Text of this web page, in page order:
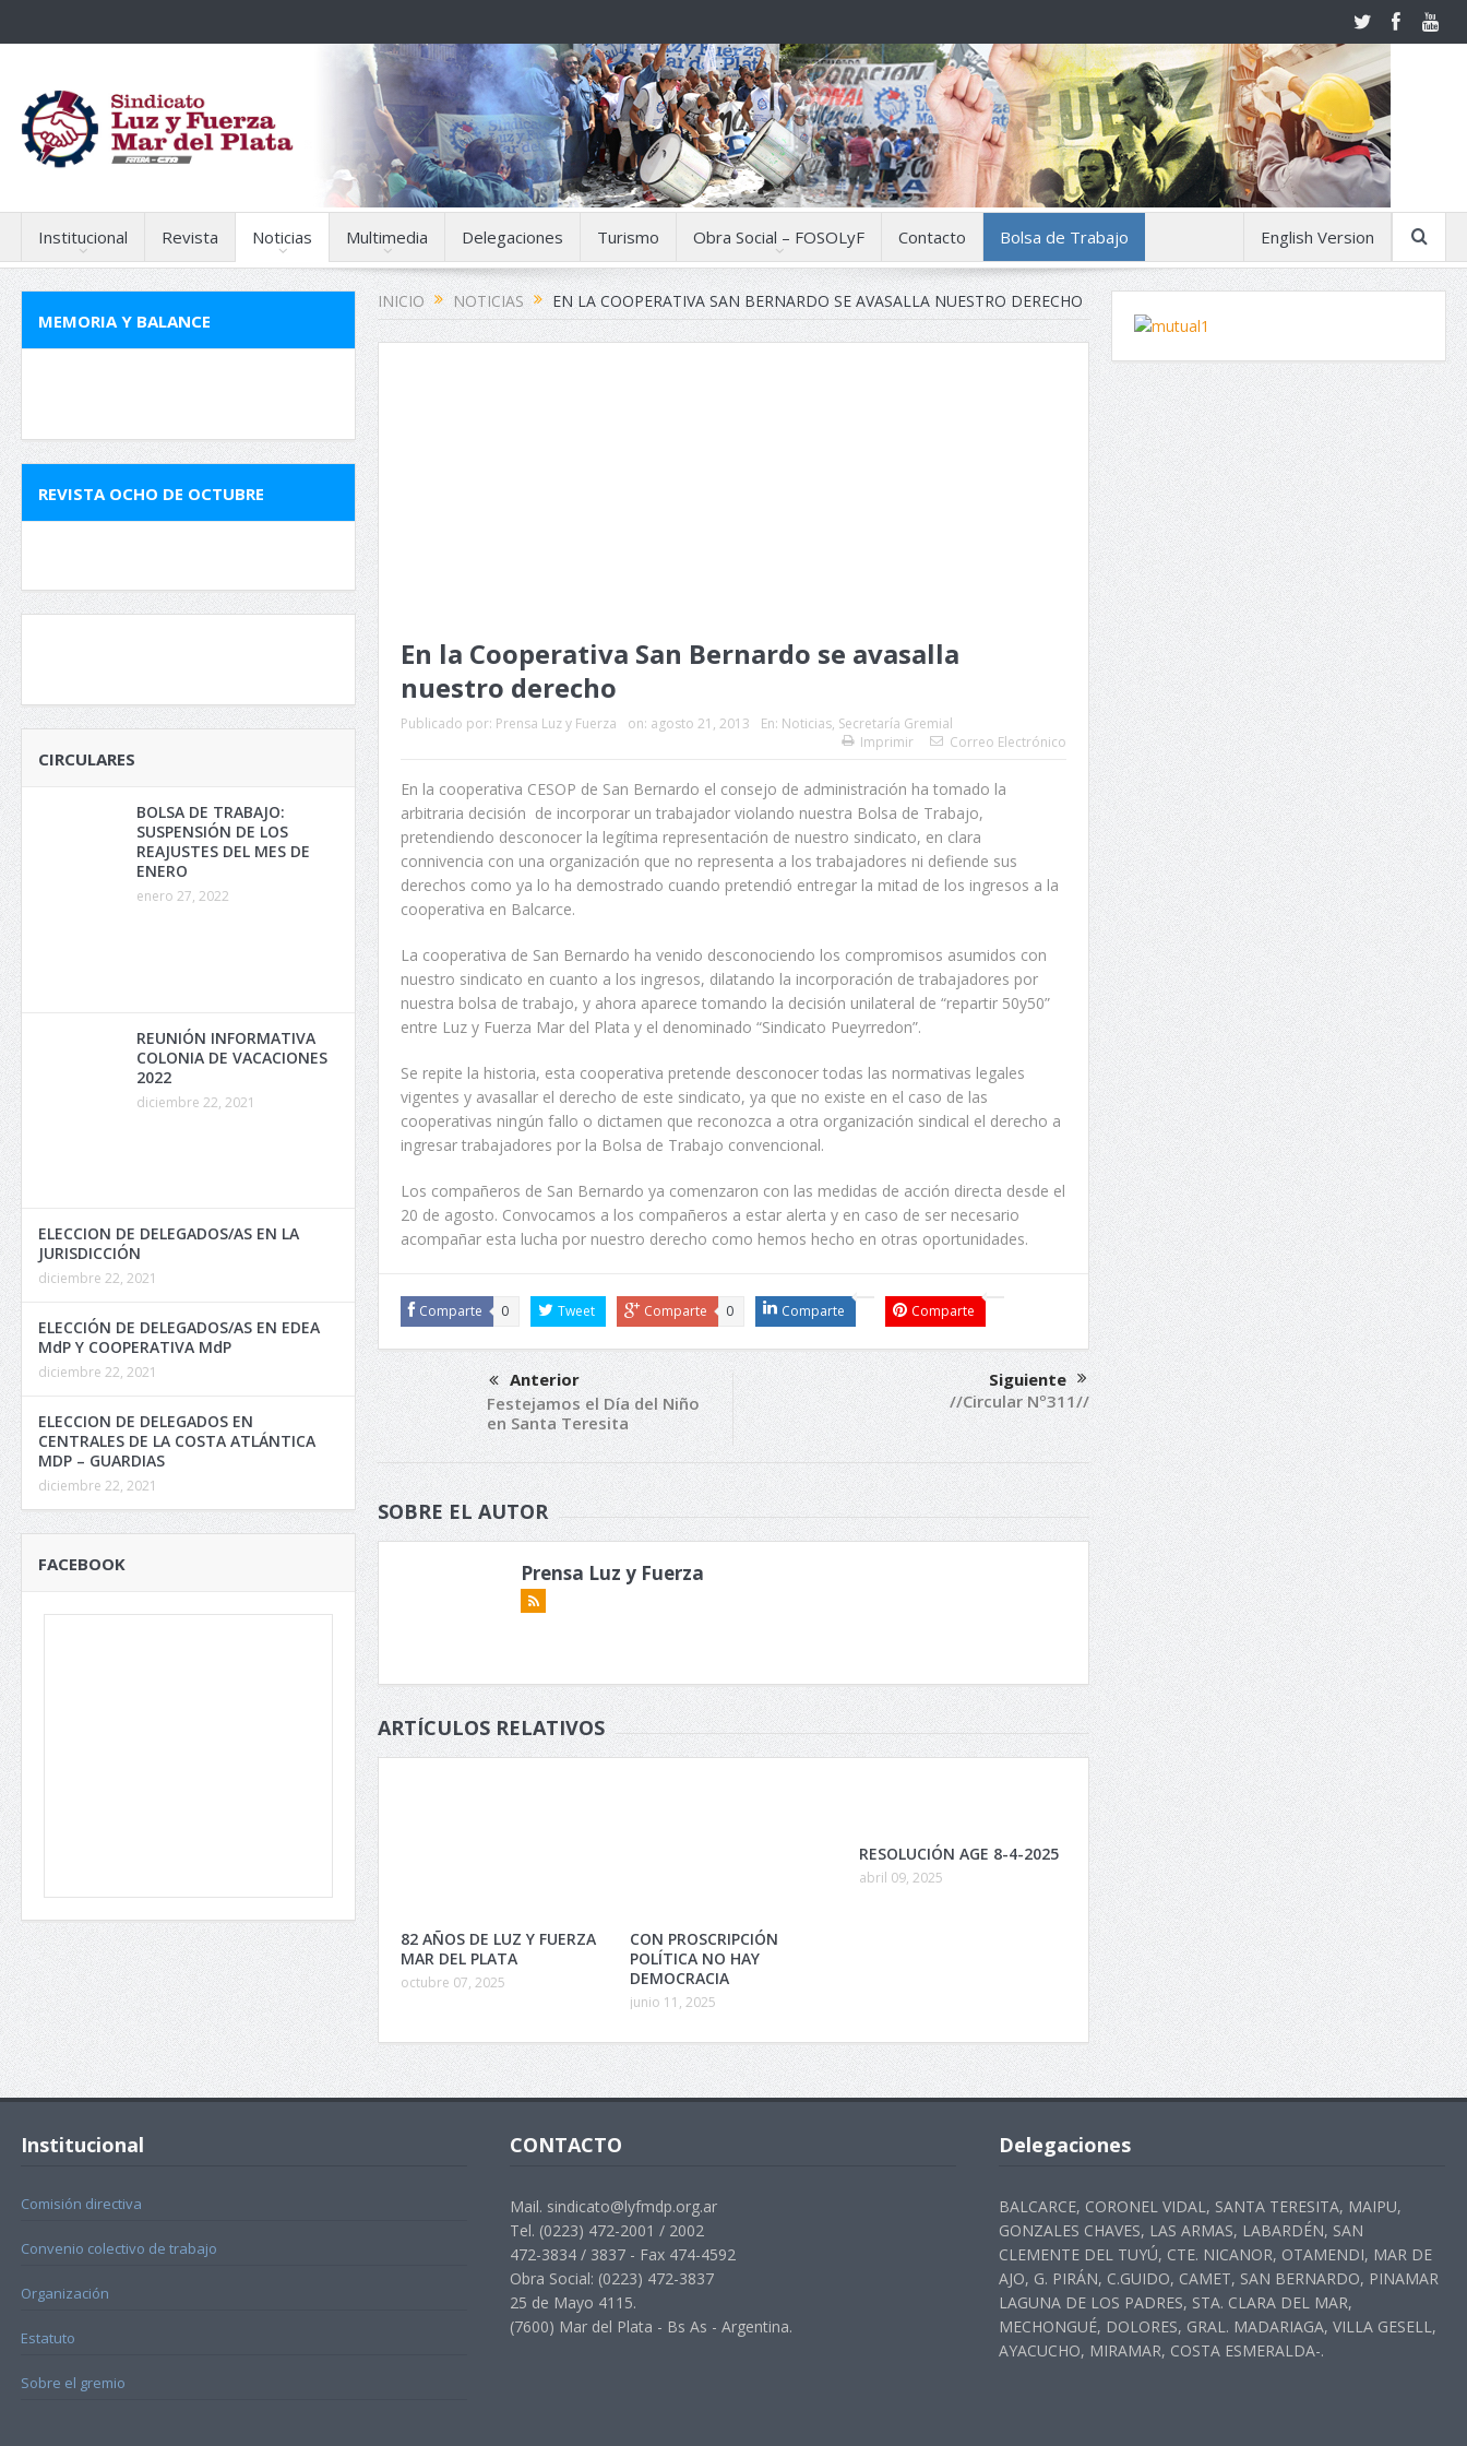
Institucional Revista Noticias Multimedia Delegaciones Turismo Obra Social – FOSOLyF Contacto Bolsa de Trabajo English Version
INICIO NOTICIAS EN LA COOPERATIVA SAN BERNARDO SE AVASALLA NUESTRO DERECHO
En la Cooperativa San Bernardo se avasalla
nuestro derecho
Publicado por: Prensa Luz y Fuerza on: agosto 21, 2013 En: Noticias, Secretaría Gremial
Imprimir
Correo Electrónico
En la cooperativa CESOP de San Bernardo el consejo de administración ha tomado la
arbitraria decisión de incorporar un trabajador violando nuestra Bolsa de Trabajo,
pretendiendo desconocer la legítima representación de nuestro sindicato, en clara
connivencia con una organización que no representa a los trabajadores ni defiende sus
derechos como ya lo ha demostrado cuando pretendió entregar la mitad de los ingresos a la
cooperativa en Balcarce.
La cooperativa de San Bernardo ha venido desconociendo los compromisos asumidos con
nuestro sindicato en cuanto a los ingresos, dilatando la incorporación de trabajadores por
nuestra bolsa de trabajo, y ahora aparece tomando la decisión unilateral de “repartir 50y50”
entre Luz y Fuerza Mar del Plata y el denominado “Sindicato Pueyrredon”.
Se repite la historia, esta cooperativa pretende desconocer todas las normativas legales
vigentes y avasallar el derecho de este sindicato, ya que no existe en el caso de las
cooperativas ningún fallo o dictamen que reconozca a otra organización sindical el derecho a
ingresar trabajadores por la Bolsa de Trabajo convencional.
Los compañeros de San Bernardo ya comenzaron con las medidas de acción directa desde el
20 de agosto. Convocamos a los compañeros a estar alerta y en caso de ser necesario
acompañar esta lucha por nuestro derecho como hemos hecho en otras oportunidades.
Comparte 0 Tweet Comparte 0 Comparte Comparte
Anterior
Festejamos el Día del Niño
en Santa Teresita
Siguiente
//Circular Nº311//
SOBRE EL AUTOR
Prensa Luz y Fuerza
ARTÍCULOS RELATIVOS
82 AÑOS DE LUZ Y FUERZA
MAR DEL PLATA
octubre 07, 2025
CON PROSCRIPCIÓN
POLÍTICA NO HAY
DEMOCRACIA
junio 11, 2025
RESOLUCIÓN AGE 8-4-2025
abril 09, 2025
MEMORIA Y BALANCE
REVISTA OCHO DE OCTUBRE
CIRCULARES
BOLSA DE TRABAJO:
SUSPENSIÓN DE LOS
REAJUSTES DEL MES DE
ENERO
enero 27, 2022
REUNIÓN INFORMATIVA
COLONIA DE VACACIONES
2022
diciembre 22, 2021
ELECCION DE DELEGADOS/AS EN LA
JURISDICCIÓN
diciembre 22, 2021
ELECCIÓN DE DELEGADOS/AS EN EDEA
MdP Y COOPERATIVA MdP
diciembre 22, 2021
ELECCION DE DELEGADOS EN
CENTRALES DE LA COSTA ATLÁNTICA
MDP – GUARDIAS
diciembre 22, 2021
FACEBOOK
Institucional
Comisión directiva
Convenio colectivo de trabajo
Organización
Estatuto
Sobre el gremio
CONTACTO
Mail. sindicato@lyfmdp.org.ar
Tel. (0223) 472-2001 / 2002
472-3834 / 3837 - Fax 474-4592
Obra Social: (0223) 472-3837
25 de Mayo 4115.
(7600) Mar del Plata - Bs As - Argentina.
Delegaciones
BALCARCE, CORONEL VIDAL, SANTA TERESITA, MAIPU,
GONZALES CHAVES, LAS ARMAS, LABARDÉN, SAN
CLEMENTE DEL TUYÚ, CTE. NICANOR, OTAMENDI, MAR DE
AJO, G. PIRÁN, C.GUIDO, CAMET, SAN BERNARDO, PINAMAR
LAGUNA DE LOS PADRES, STA. CLARA DEL MAR,
MECHONGUÉ, DOLORES, GRAL. MADARIAGA, VILLA GESELL,
AYACUCHO, MIRAMAR, COSTA ESMERALDA-.